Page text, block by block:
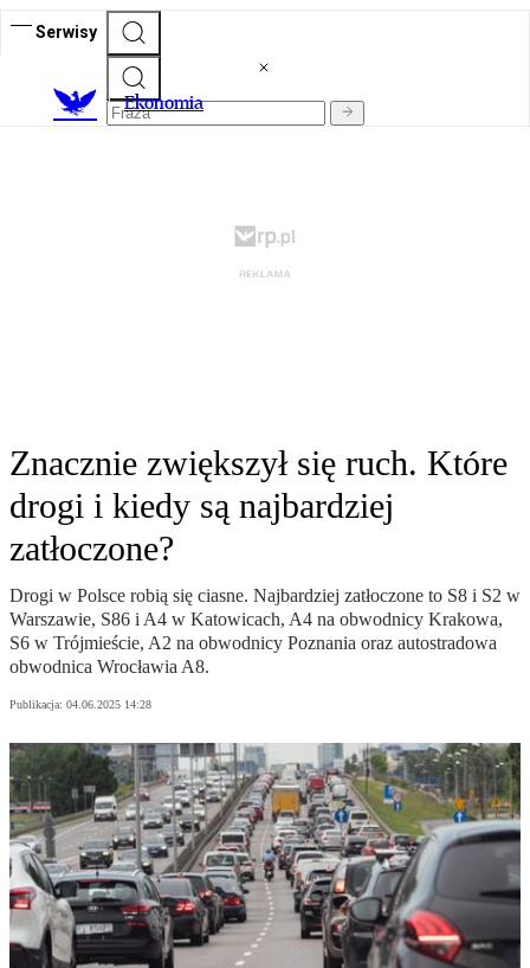
Serwisy
Ekonomia
Znacznie zwiększył się ruch. Które
drogi i kiedy są najbardziej
zatłoczone?
Drogi w Polsce robią się ciasne. Najbardziej zatłoczone to S8 i S2 w
Warszawie, S86 i A4 w Katowicach, A4 na obwodnicy Krakowa,
S6 w Trójmieście, A2 na obwodnicy Poznania oraz autostradowa
obwodnica Wrocławia A8.
Publikacja: 04.06.2025 14:28